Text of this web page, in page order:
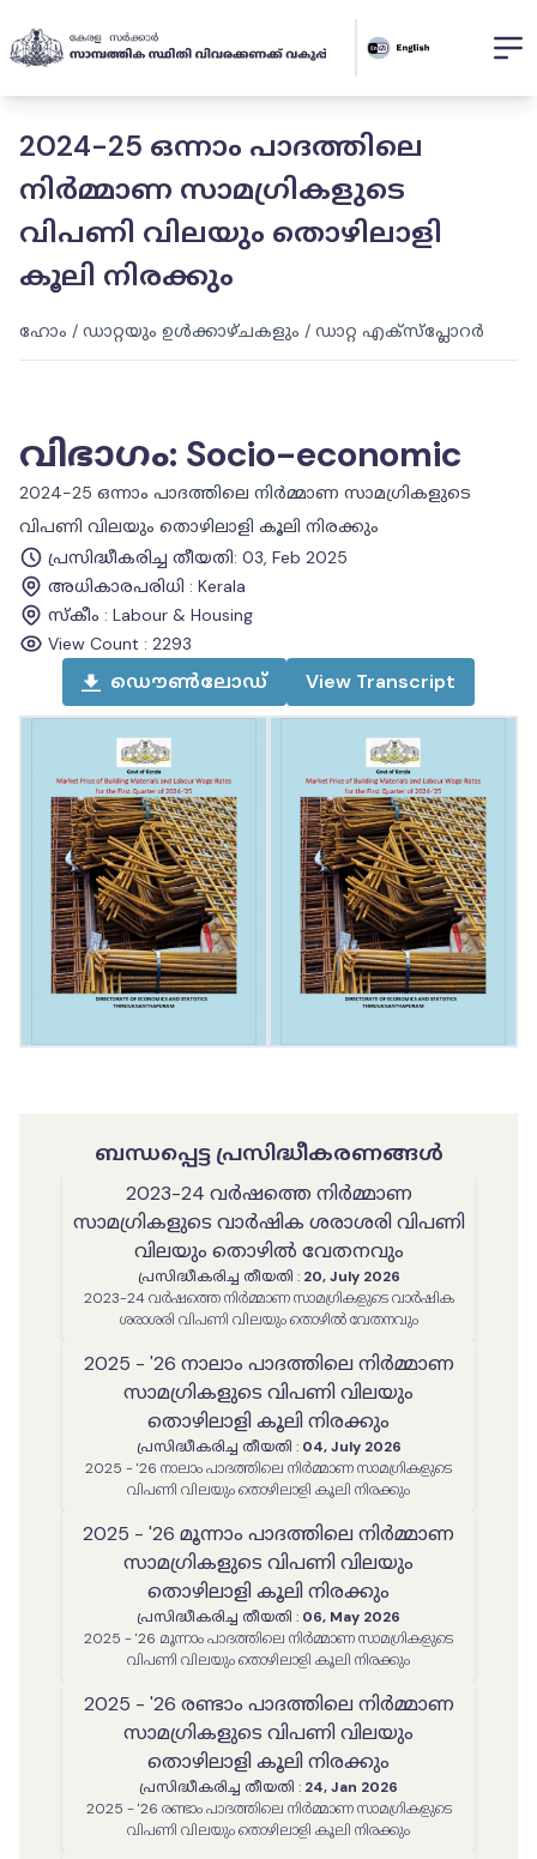
2024-25 ഒന്നാം പാദത്തിലെ
നിർമ്മാണ സാമഗ്രികളുടെ
വിപണി വിലയും തൊഴിലാളി
കൂലി നിരക്കും
ഹോം / ഡാറ്റയും ഉൾക്കാഴ്ചകളും / ഡാറ്റ എക്സ്പ്ലോറർ
വിഭാഗം: Socio-economic
2024-25 ഒന്നാം പാദത്തിലെ നിർമ്മാണ സാമഗ്രികളുടെ
വിപണി വിലയും തൊഴിലാളി കൂലി നിരക്കും
പ്രസിദ്ധീകരിച്ച തീയതി: 03, Feb 2025
അധികാരപരിധി : Kerala
സ്കീം : Labour & Housing
View Count : 2293
ഡൌൺലോഡ് View Transcript
ബന്ധപ്പെട്ട പ്രസിദ്ധീകരണങ്ങൾ
2023-24 വർഷത്തെ നിർമ്മാണ
സാമഗ്രികളുടെ വാർഷിക ശരാശരി വിപണി
വിലയും തൊഴിൽ വേതനവും
പ്രസിദ്ധീകരിച്ച തീയതി : 20, July 2026
2023-24 വർഷത്തെ നിർമ്മാണ സാമഗ്രികളുടെ വാർഷിക
ശരാശരി വിപണി വിലയും തൊഴിൽ വേതനവും
2025 - '26 നാലാം പാദത്തിലെ നിർമ്മാണ
സാമഗ്രികളുടെ വിപണി വിലയും
തൊഴിലാളി കൂലി നിരക്കും
പ്രസിദ്ധീകരിച്ച തീയതി : 04, July 2026
2025 - '26 നാലാം പാദത്തിലെ നിർമ്മാണ സാമഗ്രികളുടെ
വിപണി വിലയും തൊഴിലാളി കൂലി നിരക്കും
2025 - '26 മൂന്നാം പാദത്തിലെ നിർമ്മാണ
സാമഗ്രികളുടെ വിപണി വിലയും
തൊഴിലാളി കൂലി നിരക്കും
പ്രസിദ്ധീകരിച്ച തീയതി : 06, May 2026
2025 - '26 മൂന്നാം പാദത്തിലെ നിർമ്മാണ സാമഗ്രികളുടെ
വിപണി വിലയും തൊഴിലാളി കൂലി നിരക്കും
2025 - '26 രണ്ടാം പാദത്തിലെ നിർമ്മാണ
സാമഗ്രികളുടെ വിപണി വിലയും
തൊഴിലാളി കൂലി നിരക്കും
പ്രസിദ്ധീകരിച്ച തീയതി : 24, Jan 2026
2025 - '26 രണ്ടാം പാദത്തിലെ നിർമ്മാണ സാമഗ്രികളുടെ
വിപണി വിലയും തൊഴിലാളി കൂലി നിരക്കും